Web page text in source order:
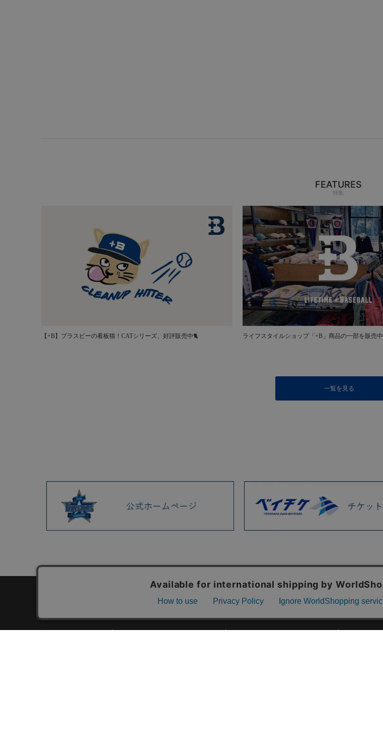
FEATURES
特集
【+B】プラスビーの看板猫！CATシリーズ、好評販売中🐈 ライフスタイルショップ「+B」商品の一部を販売中
一覧を見る